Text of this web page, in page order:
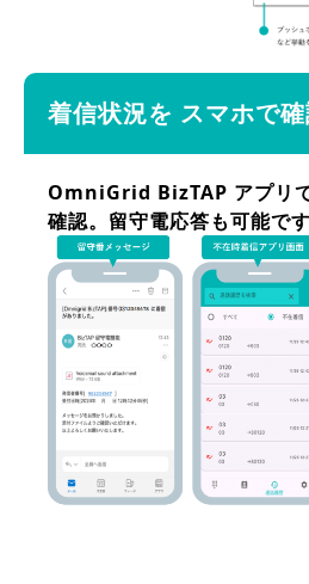
着信状況を スマホで
OmniGrid BizTAP アプリ
確認。留守電応答も可能です